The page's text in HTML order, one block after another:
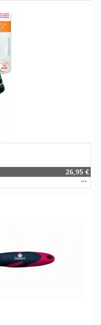
26,95 €